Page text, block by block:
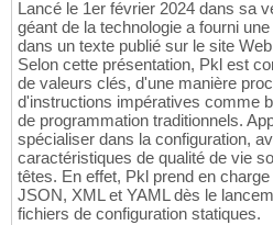
Lancé le 1er février 2024 dans sa
géant de la technologie a fourni
dans un texte publié sur le site
Selon cette présentation, Pkl est
de valeurs clés, d'une manière
d'instructions impératives comme
de programmation traditionnels.
spécialiser dans la configuration,
caractéristiques de qualité de vie
têtes. En effet, Pkl prend en
JSON, XML et YAML dès le
fichiers de configuration statiques.